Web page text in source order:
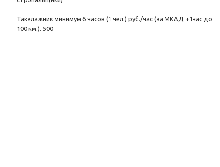
Такелажник минимум 6 часов (1 чел.) руб./час (за МКАД +1час до
100 км.). 500